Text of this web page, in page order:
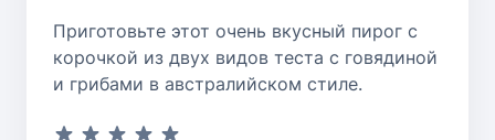
Приготовьте этот очень вкусный пирог с
корочкой из двух видов теста с говядиной
и грибами в австралийском стиле.